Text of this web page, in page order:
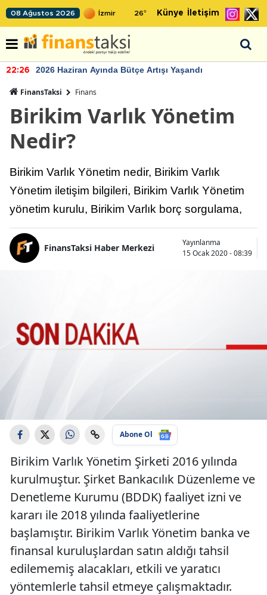
08 Ağustos 2026 26° Künye İletişim
22:26 2026 Haziran Ayında Bütçe Artışı Yaşandı
FinansTaksi Finans
Birikim Varlık Yönetim
Nedir?
Birikim Varlık Yönetim nedir, Birikim Varlık
Yönetim iletişim bilgileri, Birikim Varlık Yönetim
yönetim kurulu, Birikim Varlık borç sorgulama,
FinansTaksi Haber Merkezi
Yayınlanma
15 Ocak 2020 - 08:39
Abone Ol
Birikim Varlık Yönetim Şirketi 2016 yılında
kurulmuştur. Şirket Bankacılık Düzenleme ve
Denetleme Kurumu (BDDK) faaliyet izni ve
kararı ile 2018 yılında faaliyetlerine
başlamıştır. Birikim Varlık Yönetim banka ve
finansal kuruluşlardan satın aldığı tahsil
edilememiş alacakları, etkili ve yaratıcı
yöntemlerle tahsil etmeye çalışmaktadır.